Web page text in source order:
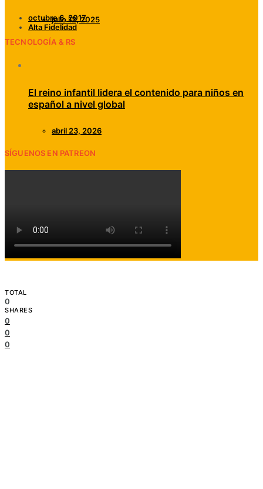
julio 12, 2025
TECNOLOGÍA & RS
El reino infantil lidera el contenido para niños en
español a nivel global
abril 23, 2026
SÍGUENOS EN PATREON
octubre 6, 2017
Alta Fidelidad
TOTAL
0
SHARES
0
0
0